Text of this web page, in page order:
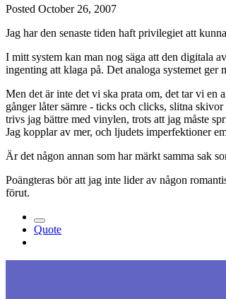
Posted October 26, 2007
Jag har den senaste tiden haft privilegiet att
I mitt system kan man nog säga att den digitala
ingenting att klaga på. Det analoga systemet
Men det är inte det vi ska prata om, det tar vi en
gånger låter sämre - ticks och clicks, slitna
trivs jag bättre med vinylen, trots att jag måste
Jag kopplar av mer, och ljudets imperfektioner
Är det någon annan som har märkt samma sak
Poängteras bör att jag inte lider av någon
förut.
Quote